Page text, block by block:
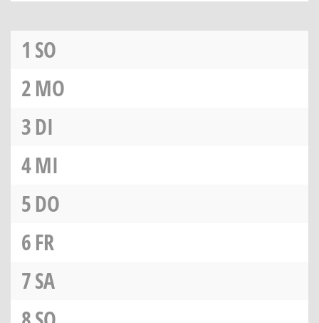
1 SO
2MO
3DI
4MI
5DO
6FR
7SA